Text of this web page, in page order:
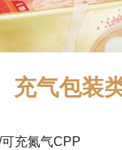
充气包装
充氮气CPP